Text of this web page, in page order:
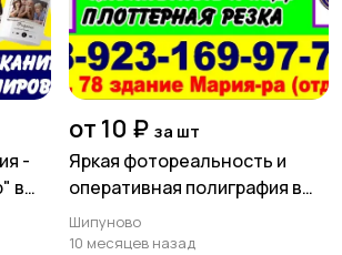
-
в
от 10 ₽ за шт
Яркая фотореальность и
оперативная полиграфия в
"Фотомире"!
Шипуново
10 месяцев назад